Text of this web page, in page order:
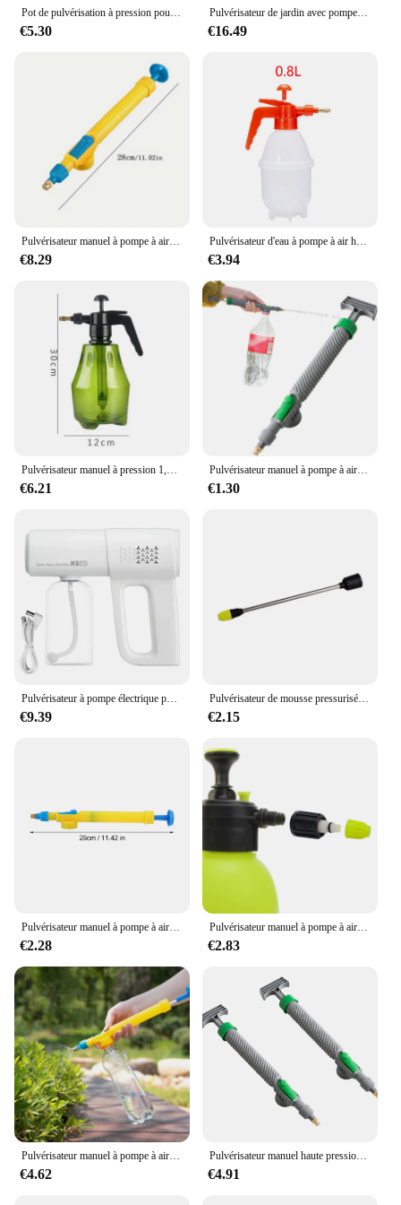
Pot de pulvérisation à pression pour lavage de voiture, pulvérisateur à pompe de nettoyage automatique, bouteille de pulvérisation sous pression, outils de jardinage, 2.0 L, 3,0 L
€5.30
Pulvérisateur de jardin avec pompe à eau, bouteille de pulvérisation de plantes à sangle réglable, pulvérisateur à pression, outil d'irrigation de jardinage agricole pour pelouse, 2L
€16.49
Pulvérisateur manuel à pompe à air haute pression, bouteille à clics réglables, tête de pulvérisation, buse Garde, une sélection aléatoire, bleu et rouge
€8.29
Pulvérisateur d'eau à pompe à air haute pression, arrosoir de jardin, bouteille de pulvérisation à pression manuelle, pulvérisateurs de désinfection, pulvérisateur de livres de voiture
€3.94
€6.21
Pulvérisateur manuel à pompe à air haute pression, bouteille à clics réglables, tête de pulvérisation, buse, outil d'arrosage de jardin, pulvérisateur, outils agricoles
€1.30
€9.39
Pulvérisateur de mousse pressurisé à la main, buse de mousse, pompe à main, pulvérisateur d'eau, lavage de voiture, buse de lance de mousse de neige manuelle, 1PC
€2.15
€2.28
Pulvérisateur manuel à pompe à air haute pression, bouteille à clics réglables, buse de tête de pulvérisation pour jardin, entretien de la pelouse, buse en mousse
€2.83
€4.62
Pulvérisateur manuel haute pression réglable, bouteille de boisson, buse, pompe à air, outil d'arrosage de jardin, pulvérisateur, accessoires agricoles
€4.91